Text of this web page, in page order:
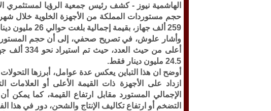
الهاشمية نيوز -كشف رئيس جمعية الرؤيا لمستثمري
259 ألف جهاز، بقيمة إجمالية بلغت حوالي 26 مليون دينار.
وأشار علوش، في تصريح صحفي، إلى أن حجم
أعلى من حيث
24.5 مليون دينار فقط.
أوضح ان هذا التباين يعكس عدة عوامل، أبرزها
ازداد على الأجهزة ذات القيمة الأعلى أو العلامات
الإجمالي المستورد مقابل ارتفاع القيمة، كما يمكن
التضخم أو ارتفاع تكاليف الإنتاج والشحن، دور في هذا